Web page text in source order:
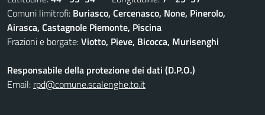
Comuni limitrofi: Buriasco, Cercenasco, None, Pinerolo,
Airasca, Castagnole Piemonte, Piscina
Frazioni e borgate:Viotto, Pieve, Bicocca, Murisenghi
Responsabile della protezione dei dati (D.P.O.)
Email: rpd@comune.scalenghe.to.it